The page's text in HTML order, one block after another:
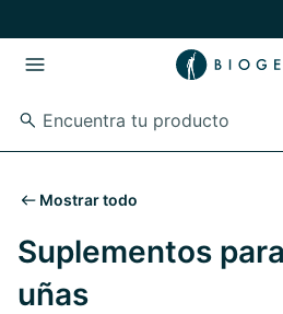
Mostrar todo
Suplementos
uñas